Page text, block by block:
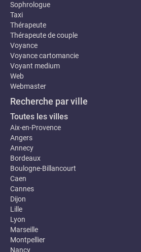
Sophrologue
Taxi
Thérapeute
Thérapeute de couple
Voyance
Voyance cartomancie
Voyant medium
Web
Webmaster
Recherche par ville
Toutes les villes
Aix-en-Provence
Angers
Annecy
Bordeaux
Boulogne-Billancourt
Caen
Cannes
Dijon
Lille
Lyon
Marseille
Montpellier
Nancy